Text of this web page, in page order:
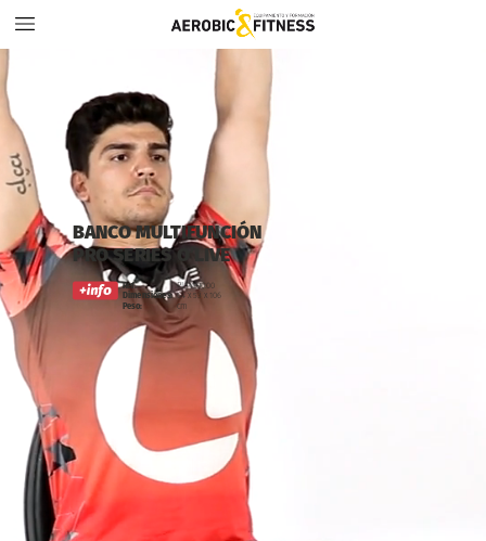
BANCO MULTIFUNCIÓN
PROSERIESO’LIVE
Ref.
Dimensiones:
Peso:
PL34100.00
64 x 53 x 106
cm